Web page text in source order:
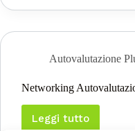
Autovalutazione
Networking
Leggi tuttoNetworking